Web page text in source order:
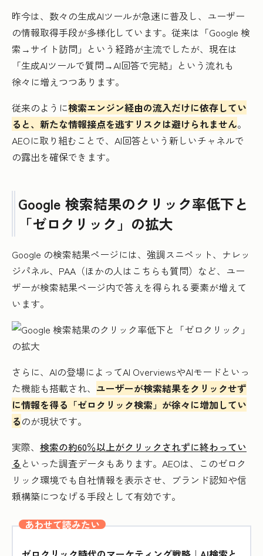
昨今は、数々の生成AIツールが急速に普及し、ユーザー
の情報取得手段が多様化しています。従来は「Google 検
索→サイト訪問」という経路が主流でしたが、現在は
「生成AIツールで質問→AI回答で完結」という流れも
徐々に増えつつあります。
従来のように検索エンジン経由の流入だけに依存してい
ると、新たな情報接点を逃すリスクは避けられません。
AEOに取り組むことで、AI回答という新しいチャネルで
の露出を確保できます。
Google 検索結果のクリック率低下と
「ゼロクリック」の拡大
Google の検索結果ページには、強調スニペット、ナレッ
ジパネル、PAA（ほかの人はこちらも質問）など、ユー
ザーが検索結果ページ内で答えを得られる要素が増えて
います。
さらに、AIの登場によってAI OverviewsやAIモードといっ
た機能も搭載され、 ユーザーが検索結果をクリックせず
に情報を得る「ゼロクリック検索」が徐々に増加してい
るのが現状です。
実際、 検索の約60％以上がクリックされずに終わってい
る といった調査データもあります。AEOは、このゼロク
リック環境でも自社情報を表示させ、ブランド認知や信
頼構築につなげる手段として有効です。
あわせて読みたい